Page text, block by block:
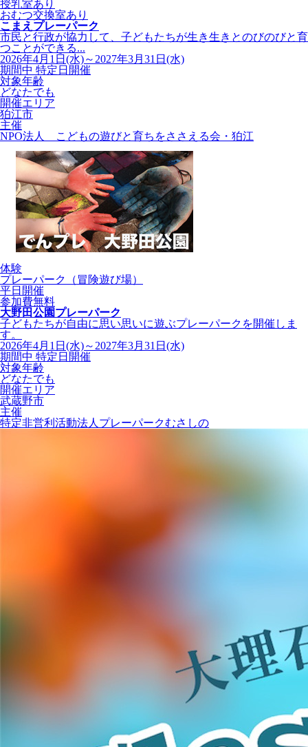
授乳室あり
おむつ交換室あり
こまえプレーパーク
市民と行政が協力して、子どもたちが生き生きとのびのびと育
つことができる...
2026年4月1日(水)～2027年3月31日(水)
期間中 特定日開催
対象年齢
どなたでも
開催エリア
狛江市
主催
NPO法人 こどもの遊びと育ちをささえる会・狛江
体験
プレーパーク（冒険遊び場）
平日開催
参加費無料
大野田公園プレーパーク
子どもたちが自由に思い思いに遊ぶプレーパークを開催しま
す。
2026年4月1日(水)～2027年3月31日(水)
期間中 特定日開催
対象年齢
どなたでも
開催エリア
武蔵野市
主催
特定非営利活動法人プレーパークむさしの